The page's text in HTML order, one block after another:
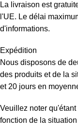
La livraison est
l'UE. Le délai
d'informations.
Expédition
Nous disposons de
des produits et de la
et 20 jours en
Veuillez noter
fonction de la